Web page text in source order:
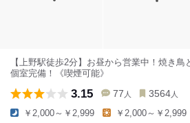
【上野駅徒歩2分】お昼から営業中！焼き
個室完備！《喫煙可能》
3.15 77 人 3564 人
￥2,000～￥2,999 ￥2,000～￥2,999